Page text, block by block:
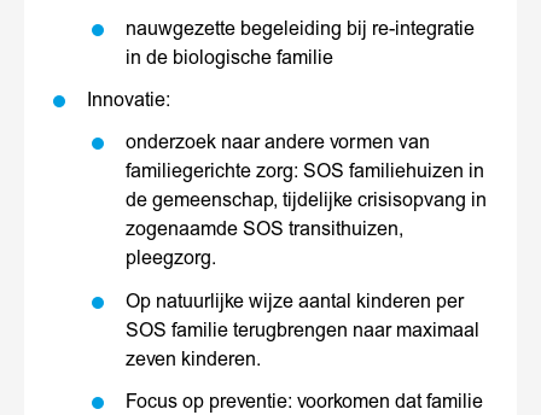
nauwgezette begeleiding bij re-integratie
in de biologische familie
Innovatie:
onderzoek naar andere vormen van
familiegerichte zorg: SOS familiehuizen in
de gemeenschap, tijdelijke crisisopvang in
zogenaamde SOS transithuizen,
pleegzorg.
Op natuurlijke wijze aantal kinderen per
SOS familie terugbrengen naar maximaal
zeven kinderen.
Focus op preventie: voorkomen dat familie